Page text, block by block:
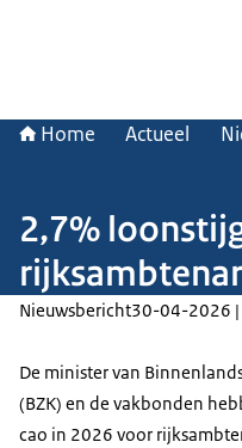
Home Actueel
2,7%
Nieuwsbericht30-04-2026
De minister van
(BZK) en de vakbonden
cao in 2026 voor